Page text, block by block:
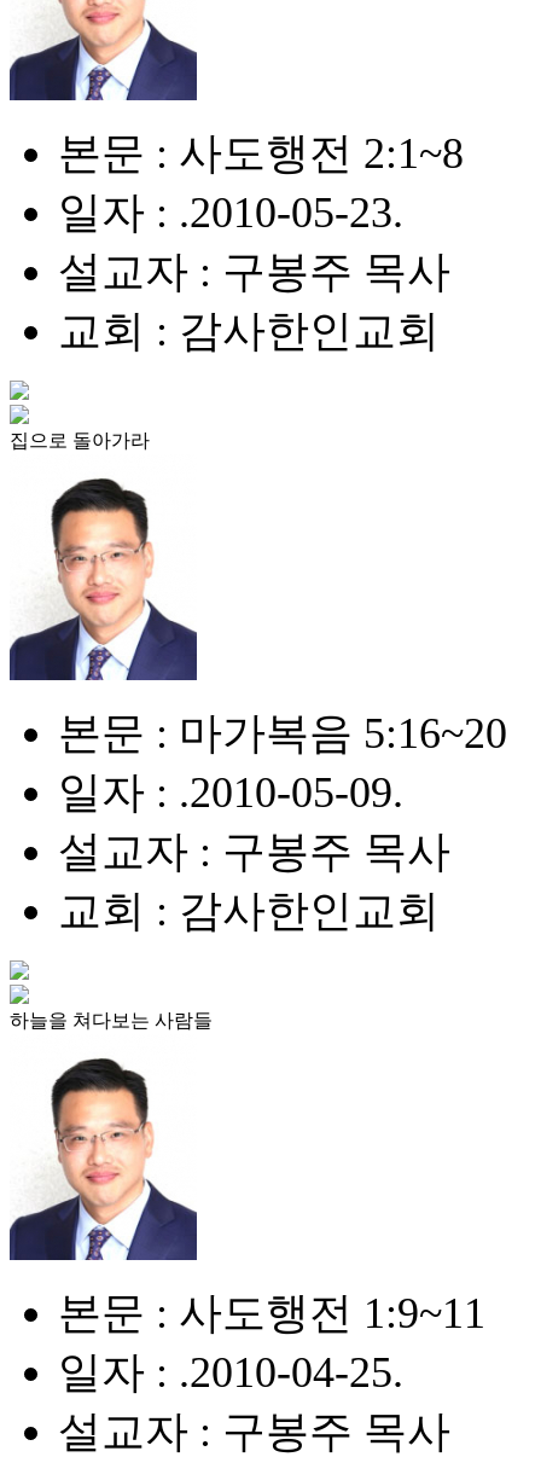
본문 : 사도행전 2:1~8
일자 : .2010-05-23.
설교자 : 구봉주 목사
교회 : 감사한인교회
집으로 돌아가라
본문 : 마가복음 5:16~20
일자 : .2010-05-09.
설교자 : 구봉주 목사
교회 : 감사한인교회
하늘을 쳐다보는 사람들
본문 : 사도행전 1:9~11
일자 : .2010-04-25.
설교자 : 구봉주 목사